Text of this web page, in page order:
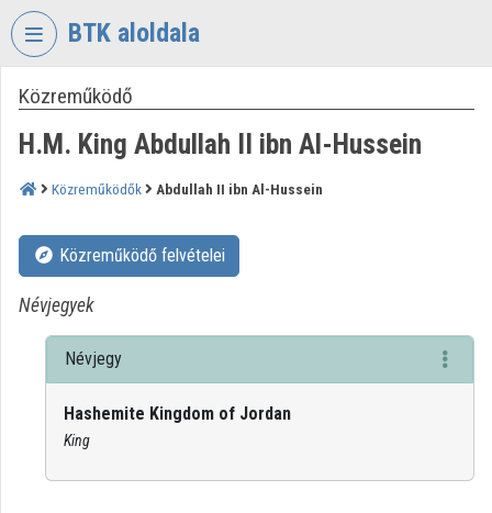
Fejléc kihagyása
BTK aloldala
VIDEOTORIUM
BÖLCSÉSZETTUDOMÁNYI
KUTATÓKÖZPONT
Bejelentkezés
Intézményi felfedezés
Kategóriák
Intézményi listák
Közreműködő
H.M. King Abdullah II ibn Al-Hussein
Közreműködők Abdullah II ibn Al-Hussein
Közreműködő felvételei
Névjegyek
Névjegy
Hashemite Kingdom of Jordan
King